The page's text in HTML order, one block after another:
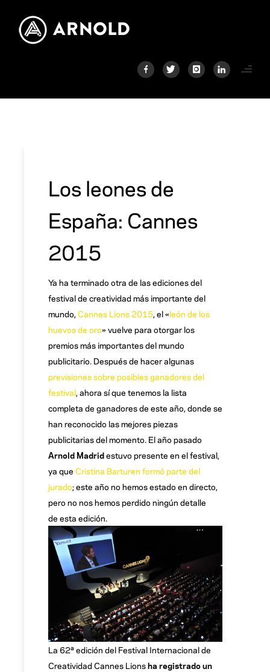
Los leones de
España: Cannes
2015
Ya ha terminado otra de las ediciones del
festival de creatividad más importante del
mundo,Cannes Lions 2015, el «león de los
huevos de oro» vuelve para otorgar los
premios más importantes del mundo
publicitario. Después de hacer algunas
previsiones sobre posibles ganadores del
festival, ahora sí que tenemos la lista
completa de ganadores de este año, donde se
han reconocido las mejores piezas
publicitarias del momento. El año pasado
Arnold Madridestuvo presente en el festival,
ya que Cristina Barturen formó parte del
jurado; este año no hemos estado en directo,
pero no nos hemos perdido ningún detalle
de esta edición.
La 62ª edición del Festival Internacional de
Creatividad Cannes Lionsha registrado un